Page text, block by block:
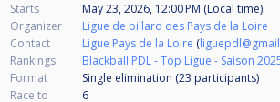
Starts
May 23, 2026, 12:00 PM (Local time)
Organizer
Ligue de billard des Pays de la Loire
Contact
Ligue Pays de la Loire (
Rankings
Blackball PDL - Top Ligue - Saison
Format
Single elimination (23 participants)
Race to
6